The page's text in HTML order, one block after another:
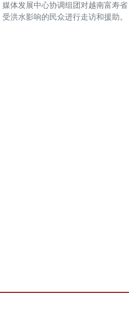
媒体发展中心协调组团对越南富寿省
受洪水影响的民众进行走访和援助。